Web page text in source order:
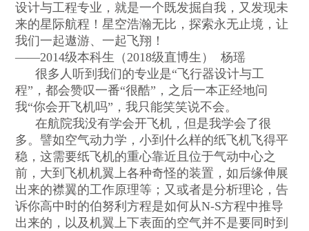
设计与工程专业，就是一个既发掘自我，又发现未
来的星际航程！星空浩瀚无比，探索永无止境，让
我们一起遨游、一起飞翔！
——2014级本科生（2018级直博生）
杨瑶
很多人听到我们的专业是“ 飞行器设计与工
程” ，都会赞叹一番“很酷” ，之后一本正经地问
我“你会开飞机吗” ，我只能笑笑说不会。
在航院我没有学会开飞机，但是我学会了很
多。譬如空气动力学，小到什么样的纸飞机飞得平
稳，这需要纸飞机的重心靠近且位于气动中心之
前，大到飞机机翼上各种奇怪的装置，如后缘伸展
出来的襟翼的工作原理等；又或者是分析理论，告
诉你高中时的伯努利方程是如何从N-S方程中推导
出来的，以及机翼上下表面的空气并不是要同时到